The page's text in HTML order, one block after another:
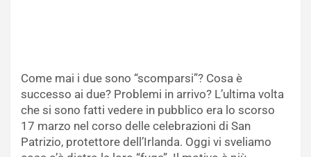
Come mai i due sono “scomparsi”? Cosa è
successo ai due? Problemi in arrivo? L’ultima volta
che si sono fatti vedere in pubblico era lo scorso
17 marzo nel corso delle celebrazioni di San
Patrizio, protettore dell’Irlanda. Oggi vi sveliamo